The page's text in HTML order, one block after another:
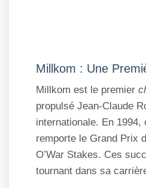
Millkom : Une
Millkom est le premier
propulsé Jean-Claude
internationale. En 1994,
remporte le Grand Prix
O’War Stakes. Ces
tournant dans sa